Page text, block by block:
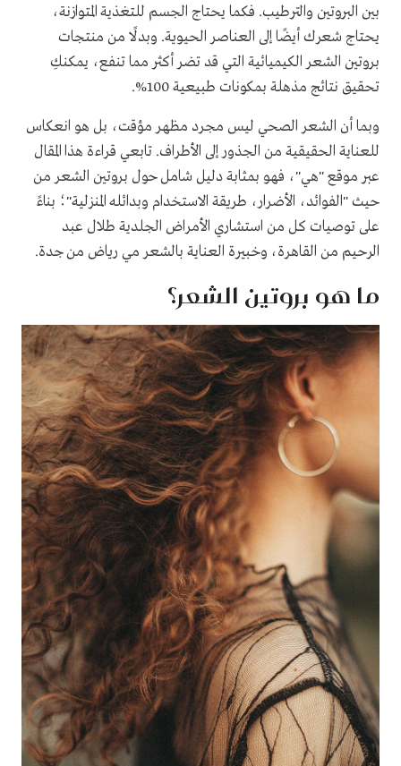
بين البروتين والترطيب. فكما يحتاج الجسم للتغذية المتوازنة،
يحتاج شعرك أيضًا إلى العناصر الحيوية. وبدلًا من منتجات
بروتين الشعر الكيميائية التي قد تضر أكثر مما تنفع، يمكنكِ
تحقيق نتائج مذهلة بمكونات طبيعية 100%.
وبما أن الشعر الصحي ليس مجرد مظهر مؤقت، بل هو انعكاس
للعناية الحقيقية من الجذور إلى الأطراف. تابعي قراءة هذا المقال
عبر موقع "هي"، فهو بمثابة دليل شامل حول بروتين الشعر من
حيث "الفوائد، الأضرار، طريقة الاستخدام وبدائله المنزلية"؛ بناءً
على توصيات كل من استشاري الأمراض الجلدية طلال عبد
الرحيم من القاهرة، وخبيرة العناية بالشعر مي رياض من جدة.
ما هو بروتين الشعر؟